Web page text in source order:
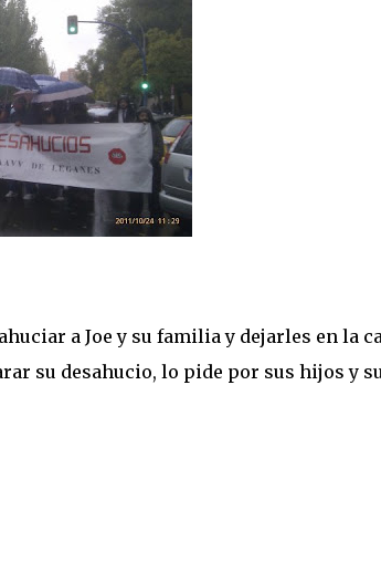
a Joe y su familia y dejarles en la
su desahucio, lo pide por sus hijos y